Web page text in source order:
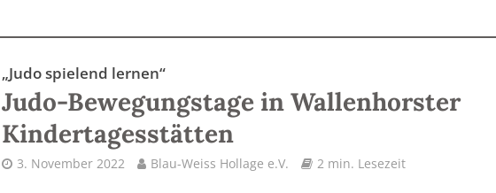
„Judo spielend lernen“
Judo-Bewegungstage in Wallenhorster
Kindertagesstätten
3. November 2022 Blau-Weiss Hollage e.V. 2 min. Lesezeit